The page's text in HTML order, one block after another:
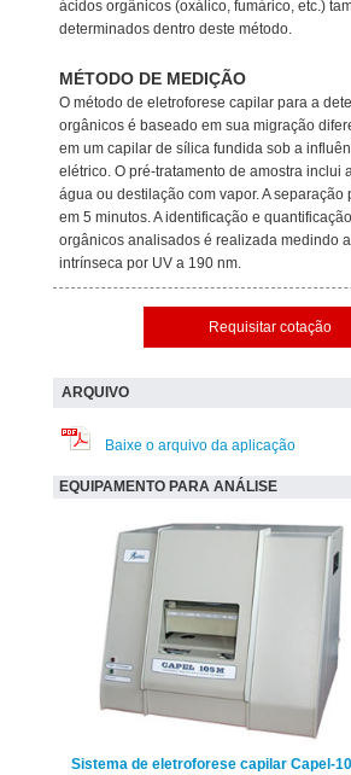
ácidos orgânicos (oxálico, fumárico, etc.)
determinados dentro deste método.
MÉTODO DE MEDIÇÃO
O método de eletroforese capilar para a
orgânicos é baseado em sua migração
em um capilar de sílica fundida sob a
elétrico. O pré-tratamento de amostra inclui
água ou destilação com vapor. A separação
em 5 minutos. A identificação e
orgânicos analisados ​​é realizada medindo
intrínseca por UV a 190 nm.
Requisitar cotação
ARQUIVO
Baixe o arquivo da aplicação
EQUIPAMENTO PARA ANÁLISE
Sistema de eletroforese capilar Capel-